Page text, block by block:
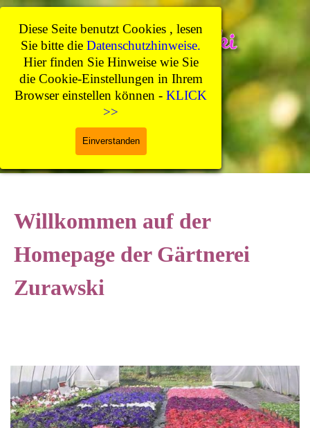
Diese Seite benutzt Cookies , lesen
Sie bitte die Datenschutzhinweise.
Hier finden Sie Hinweise wie Sie
die Cookie-Einstellungen in Ihrem
Browser einstellen können - KLICK
>>
Einverstanden
Direkt zum Seiteninhalt
Menü überspringen
Willkommen auf der
Homepage der Gärtnerei
Zurawski